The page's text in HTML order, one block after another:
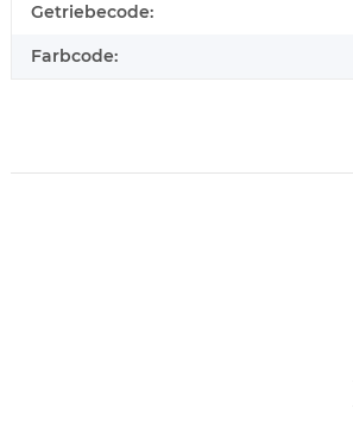
Getriebecode:
Farbcode: